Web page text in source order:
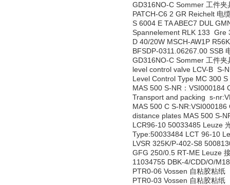
GD316NO-C Sommer 工件夹
PATCH-C6 2 GR Reichelt 电
S 6004 E TA ABEC7 DUL
Spannelement RLK 133 Gre
D 40/20W MSCH-AW1P
BFSDP-0311.06267.00 SSB
GD316NO-C Sommer 工件夹
level control valve LCV-B S-
Level Control Type MC 300
MAS 500 S-NR：VSI000184
Transport and packing s-
MAS 500 C S-
distance plates MAS 500 S-
LCR96-10 50033485 Leuze
Type:50033484 LCT 96-10
LVSR 325K/P-402-S8
GFG 250/0.5 RT-ME Leuze
11034755 DBK-4/CDD/O/
PTR0-06 Vossen 自粘胶粘纸
PTR0-03 Vossen 自粘胶粘纸